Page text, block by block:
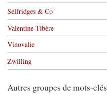
Selfridges & Co
Valentine Tibère
Vinovalie
Zwilling
Autres groupes de mots-clés